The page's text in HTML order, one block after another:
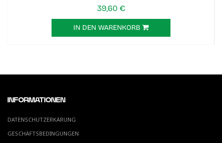
39,60 €
IN DEN WARENKORB
INFORMATIONEN
DATENSCHUTZERKÄRUNG
GESCHÄFTSBEDINGUNGEN